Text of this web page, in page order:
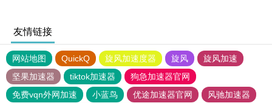
友情链接
网站地图 QuickQ 旋风加速度器 旋风
旋风加速
坚果加速器
tiktok加速器
狗急加速器官网
免费vqn外网加速
小蓝鸟 优途加速器官网
风驰加速器